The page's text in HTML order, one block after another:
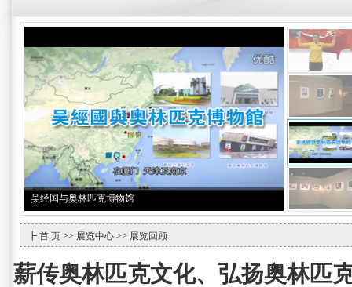
预祝北京申办2022年冬奥会成功-暨冬奥会特展
┣ 首 页 >> 展览中心 >> 展览回顾
薪传奥林匹克文化、弘扬奥林